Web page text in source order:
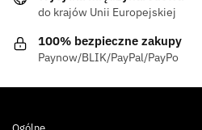
do krajów Unii Europejskiej
100% bezpieczne zakupy
Paynow/BLIK/PayPal/PayPo